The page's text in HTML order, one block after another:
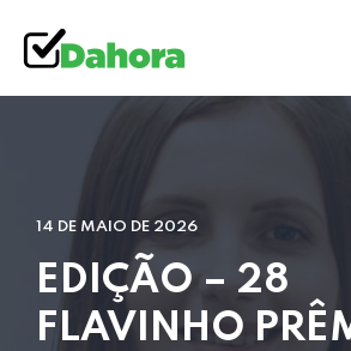
14 DE MAIO DE 2026
EDIÇÃO – 28
FLAVINHO